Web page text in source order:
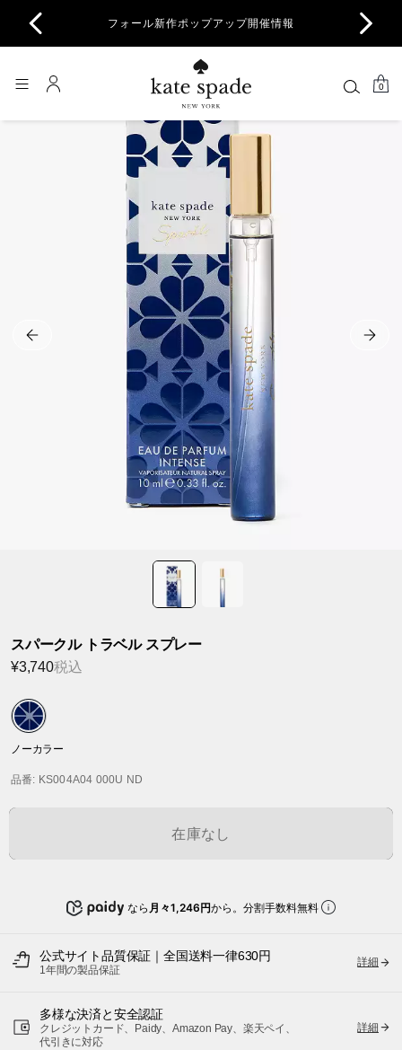
フォール新作ポップアップ開催情報
0
スパークル トラベル スプレー
¥3,740税込
ノーカラー
品番: KS004A04 000U ND
在庫なし
なら 月々1,246円から。分割手数料無料
公式サイト品質保証｜全国送料一律630円
1年間の製品保証
詳細
多様な決済と安全認証
クレジットカード、Paidy、Amazon Pay、楽天ペイ、
代引きに対応
詳細